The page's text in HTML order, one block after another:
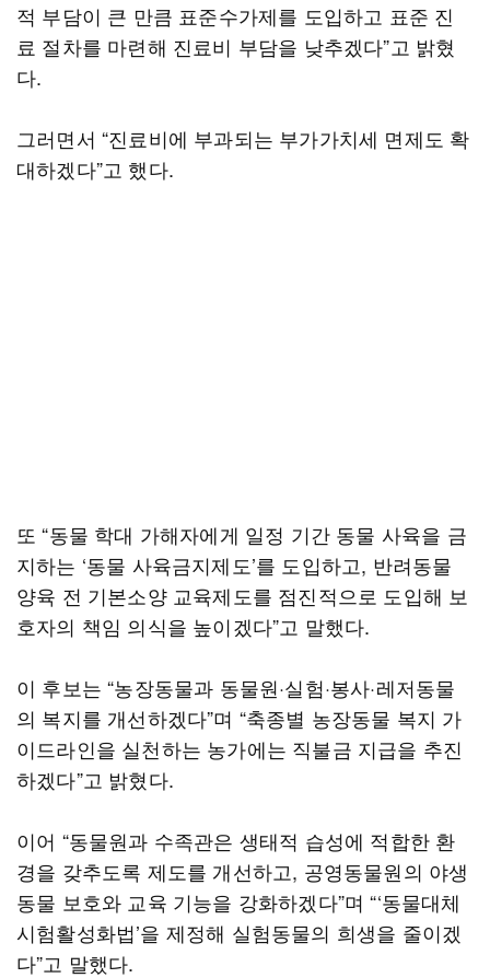
적 부담이 큰 만큼 표준수가제를 도입하고 표준 진
료 절차를 마련해 진료비 부담을 낮추겠다”고 밝혔
다.
그러면서 “진료비에 부과되는 부가가치세 면제도 확
대하겠다”고 했다.
또 “동물 학대 가해자에게 일정 기간 동물 사육을 금
지하는 ‘동물 사육금지제도’를 도입하고, 반려동물
양육 전 기본소양 교육제도를 점진적으로 도입해 보
호자의 책임 의식을 높이겠다”고 말했다.
이 후보는 “농장동물과 동물원·실험·봉사·레저동물
의 복지를 개선하겠다”며 “축종별 농장동물 복지 가
이드라인을 실천하는 농가에는 직불금 지급을 추진
하겠다”고 밝혔다.
이어 “동물원과 수족관은 생태적 습성에 적합한 환
경을 갖추도록 제도를 개선하고, 공영동물원의 야생
동물 보호와 교육 기능을 강화하겠다”며 “‘동물대체
시험활성화법’을 제정해 실험동물의 희생을 줄이겠
다”고 말했다.